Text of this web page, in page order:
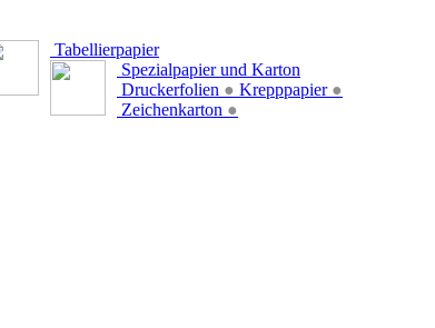
Tabellierpapier
Spezialpapier und Karton
Druckerfolien ● Krepppapier ●
Zeichenkarton ●